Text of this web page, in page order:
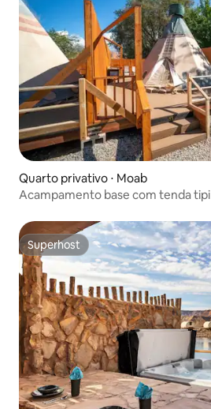
Quarto privativo ⋅ Moab
Acampamento base com tenda
Superhost
Superhost